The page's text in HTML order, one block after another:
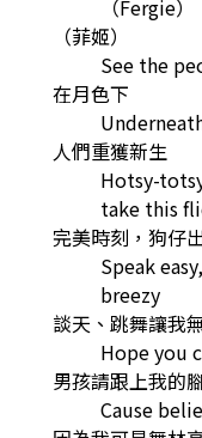
（Fergie）
（菲姬）
See the
在月色下
人們重獲新生
Hotsy-
take this
完美時刻，狗仔
Speak
breezy
談天、跳舞讓我
Hope you
男孩請跟上我的
Cause